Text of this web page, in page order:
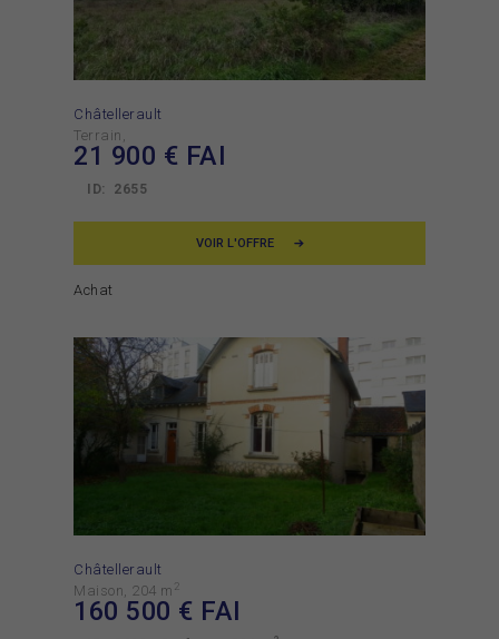
Châtellerault
Terrain
21 900 € FAI
ID: 2655
VOIR L'OFFRE
Achat
Châtellerault
Maison 204 m 2
160 500 € FAI